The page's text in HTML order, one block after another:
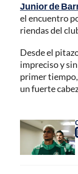
Junior de
el encuentro
riendas del
Desde el
impreciso y
primer tiempo,
un fuerte